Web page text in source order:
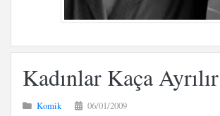
Kadınlar Kaça
Komik 06/01/2009